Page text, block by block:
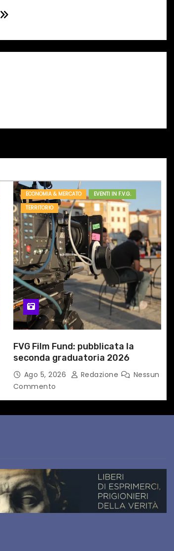
ECONOMIA & MERCATO
EVENTI IN F.V.G.
TERRITORIO
FVG Film Fund: pubblicata la
seconda graduatoria 2026
Ago 5, 2026 Redazione
Nessun
Commento